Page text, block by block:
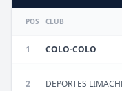
POS CLUB
1 COLO-COLO
2 DEPORTES